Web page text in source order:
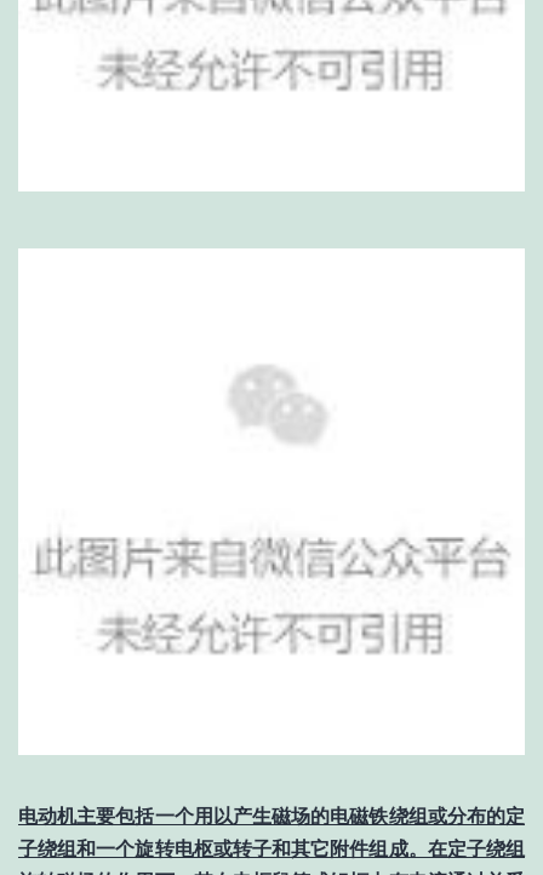
电动机主要包括一个用以产生磁场的电磁铁绕组或分布的定
子绕组和一个旋转电枢或转子和其它附件组成。在定子绕组